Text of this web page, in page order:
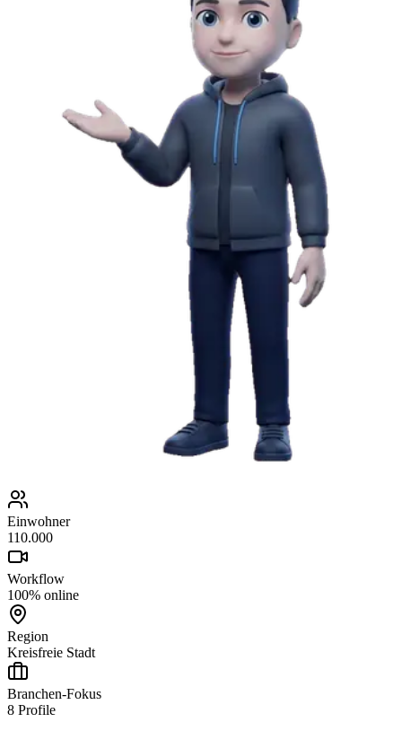
Einwohner
110.000
Workflow
100% online
Region
Kreisfreie Stadt
Branchen-Fokus
8 Profile